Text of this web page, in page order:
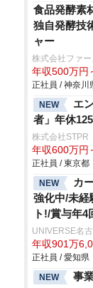
食品発酵素
独自発酵技
ャー
株式会社ファ
年収500万円
正社員 / 神奈川
NEW
エ
者」年休
株式会社STPR
年収600万円
正社員 / 東京都
NEW
カ
強化中/未経
ト!/賞与年4
UNIVERSE名
年収901万
正社員 / 愛知県
NEW
事